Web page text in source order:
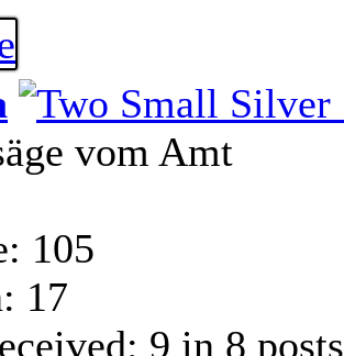
vom Amt
105
17
9 in 8 posts